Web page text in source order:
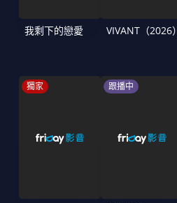
我剩下的戀愛 VIVANT（2026）
獨家 跟播中